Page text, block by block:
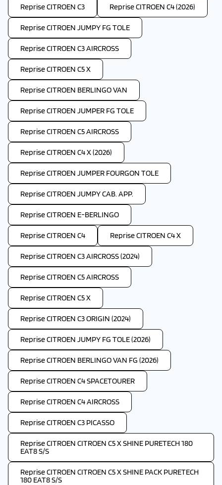
Reprise CITROEN C3 Reprise CITROEN C4 (2026)
Reprise CITROEN JUMPY FG TOLE
Reprise CITROEN C3 AIRCROSS
Reprise CITROEN C5 X
Reprise CITROEN BERLINGO VAN
Reprise CITROEN JUMPER FG TOLE
Reprise CITROEN C5 AIRCROSS
Reprise CITROEN C4 X (2026)
Reprise CITROEN JUMPER FOURGON TOLE
Reprise CITROEN JUMPY CAB. APP.
Reprise CITROEN E-BERLINGO
Reprise CITROEN C4 Reprise CITROEN C4 X
Reprise CITROEN C3 AIRCROSS (2024)
Reprise CITROEN C5 AIRCROSS
Reprise CITROEN C5 X
Reprise CITROEN C3 ORIGIN (2024)
Reprise CITROEN JUMPY FG TOLE (2026)
Reprise CITROEN BERLINGO VAN FG (2026)
Reprise CITROEN C4 SPACETOURER
Reprise CITROEN C4 AIRCROSS
Reprise CITROEN C3 PICASSO
Reprise CITROEN CITROEN C5 X SHINE PURETECH 180
EAT8 S/S
Reprise CITROEN CITROEN C5 X SHINE PACK PURETECH
180 EAT8 S/S